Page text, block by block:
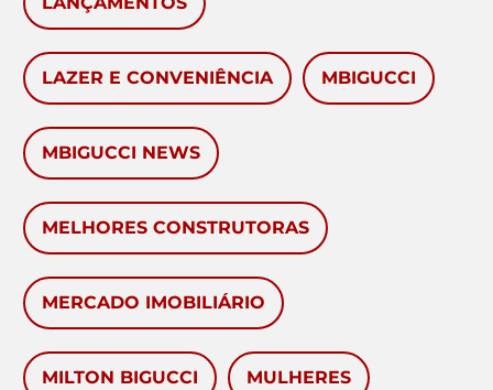
LAZER E CONVENIÊNCIA MBIGUCCI
MBIGUCCI NEWS
MELHORES CONSTRUTORAS
MERCADO IMOBILIÁRIO
MILTON BIGUCCI MULHERES